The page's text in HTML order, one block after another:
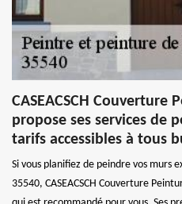
CASEACSCH Couverture
propose ses services de
tarifs accessibles à tous
Si vous planifiez de peindre vos murs
35540, CASEACSCH Couverture